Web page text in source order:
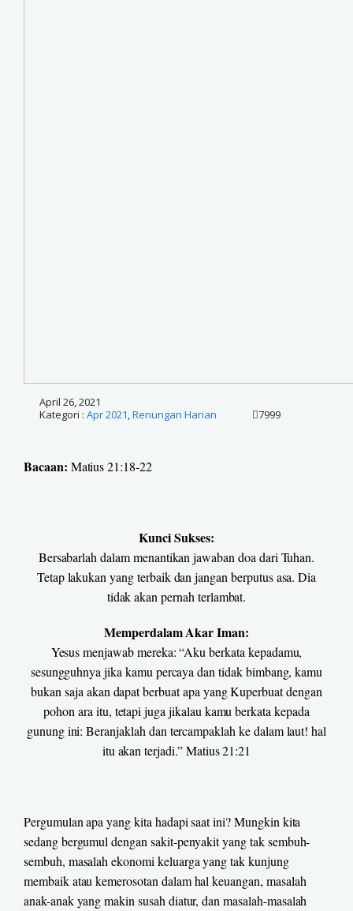
April 26, 2021
Kategori : Apr 2021,Renungan Harian 7999
Bacaan: Matius 21:18-22
Kunci Sukses:
Bersabarlah dalam menantikan jawaban doa dari Tuhan.
Tetap lakukan yang terbaik dan jangan berputus asa. Dia
tidak akan pernah terlambat.
Memperdalam Akar Iman:
Yesus menjawab mereka: “Aku berkata kepadamu,
sesungguhnya jika kamu percaya dan tidak bimbang, kamu
bukan saja akan dapat berbuat apa yang Kuperbuat dengan
pohon ara itu, tetapi juga jikalau kamu berkata kepada
gunung ini: Beranjaklah dan tercampaklah ke dalam laut! hal
itu akan terjadi.” Matius 21:21
Pergumulan apa yang kita hadapi saat ini? Mungkin kita
sedang bergumul dengan sakit-penyakit yang tak sembuh-
sembuh, masalah ekonomi keluarga yang tak kunjung
membaik atau kemerosotan dalam hal keuangan, masalah
anak-anak yang makin susah diatur, dan masalah-masalah